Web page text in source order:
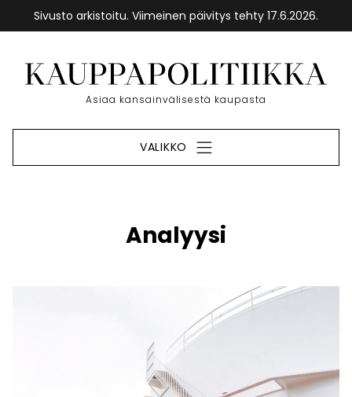
Sivusto arkistoitu. Viimeinen päivitys tehty 17.6.2026.
sisältöön
Etusivu
Asiaa kansainvälisestä kaupasta
VALIKKO
Analyysi